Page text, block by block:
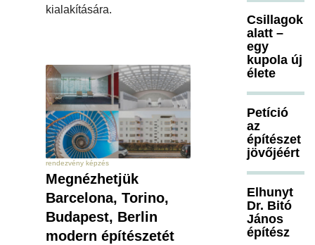
kialakítására.
rendezvény képzés
Megnézhetjük
Barcelona, Torino,
Budapest, Berlin
modern építészetét
Csillagok
alatt –
egy
kupola új
élete
Petíció
az
építészet
jövőjéért
Elhunyt
Dr. Bitó
János
építész